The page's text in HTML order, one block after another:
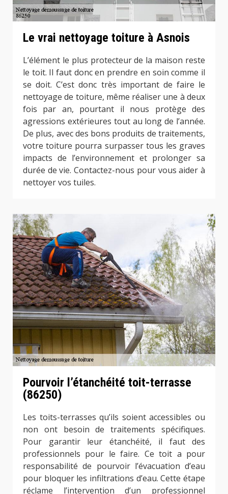
Le vrai nettoyage toiture à Asnois
L’élément le plus protecteur de la maison reste
le toit. Il faut donc en prendre en soin comme il
se doit. C’est donc très important de faire le
nettoyage de toiture, même réaliser une à deux
fois par an, pourtant il nous protège des
agressions extérieures tout au long de l’année.
De plus, avec des bons produits de traitements,
votre toiture pourra surpasser tous les graves
impacts de l’environnement et prolonger sa
durée de vie. Contactez-nous pour vous aider à
nettoyer vos tuiles.
Pourvoir l’étanchéité toit-terrasse
(86250)
Les toits-terrasses qu’ils soient accessibles ou
non ont besoin de traitements spécifiques.
Pour garantir leur étanchéité, il faut des
professionnels pour le faire. Ce toit a pour
responsabilité de pourvoir l’évacuation d’eau
pour bloquer les infiltrations d’eau. Cette étape
réclame l’intervention d’un professionnel